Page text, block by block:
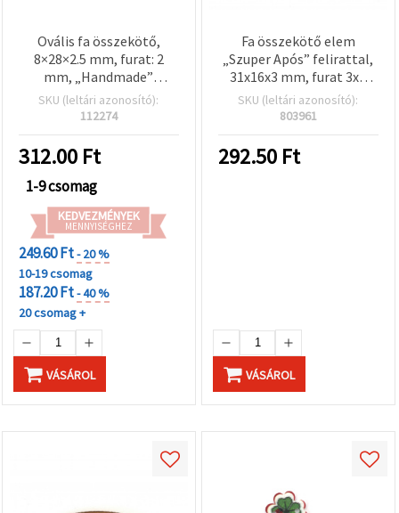
Ovális fa összekötő,
8×28×2.5 mm, furat: 2
mm, „Handmade”
felirattal / 20 db/csomag
SKU (leltári azonosító):
112274
312.00 Ft
1-9 csomag
KEDVEZMÉNYEK
MENNYISÉGHEZ
249.60 Ft- 20 %
10-19 csomag
187.20 Ft- 40 %
20 csomag +
VÁSÁROL
Fa összekötő elem
„Szuper Após” felirattal,
31x16x3 mm, furat 3x2
mm – 5 db
SKU (leltári azonosító):
803961
292.50 Ft
VÁSÁROL